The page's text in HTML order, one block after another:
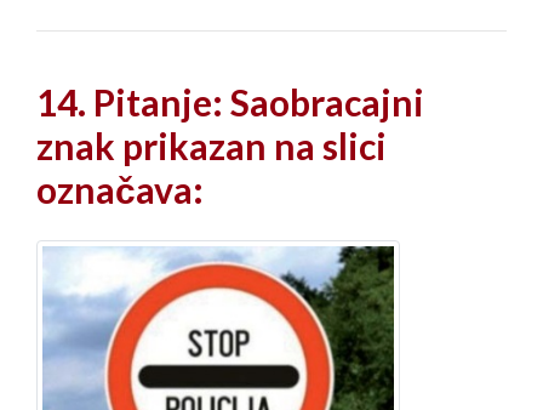
14. Pitanje: Saobracajni
znak prikazan na slici
označava: